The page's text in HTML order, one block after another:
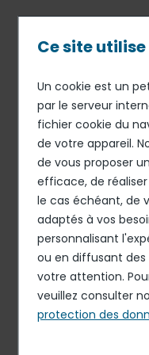
principal
Fil
d'Ariane
27 JAN 25
Elior
résultats
rachat en
tout ou
échéance
Ce site
Un cookie est un
par le serveur
fichier cookie du
de votre appareil.
de vous proposer
efficace, de
le cas échéant, de
adaptés à vos
personnalisant
ou en diffusant des
votre attention.
veuillez consulter
protection des